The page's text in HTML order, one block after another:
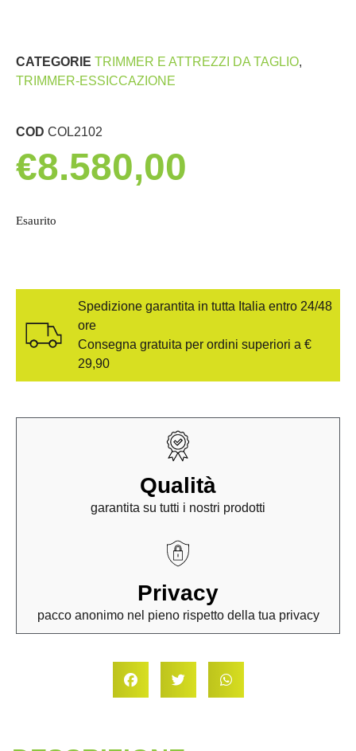
CATEGORIE TRIMMER E ATTREZZI DA TAGLIO,
TRIMMER-ESSICCAZIONE
COD COL2102
€8.580,00
Esaurito
Spedizione garantita in tutta Italia entro 24/48
ore
Consegna gratuita per ordini superiori a €
29,90
Qualità
garantita su tutti i nostri prodotti
Privacy
pacco anonimo nel pieno rispetto della tua privacy